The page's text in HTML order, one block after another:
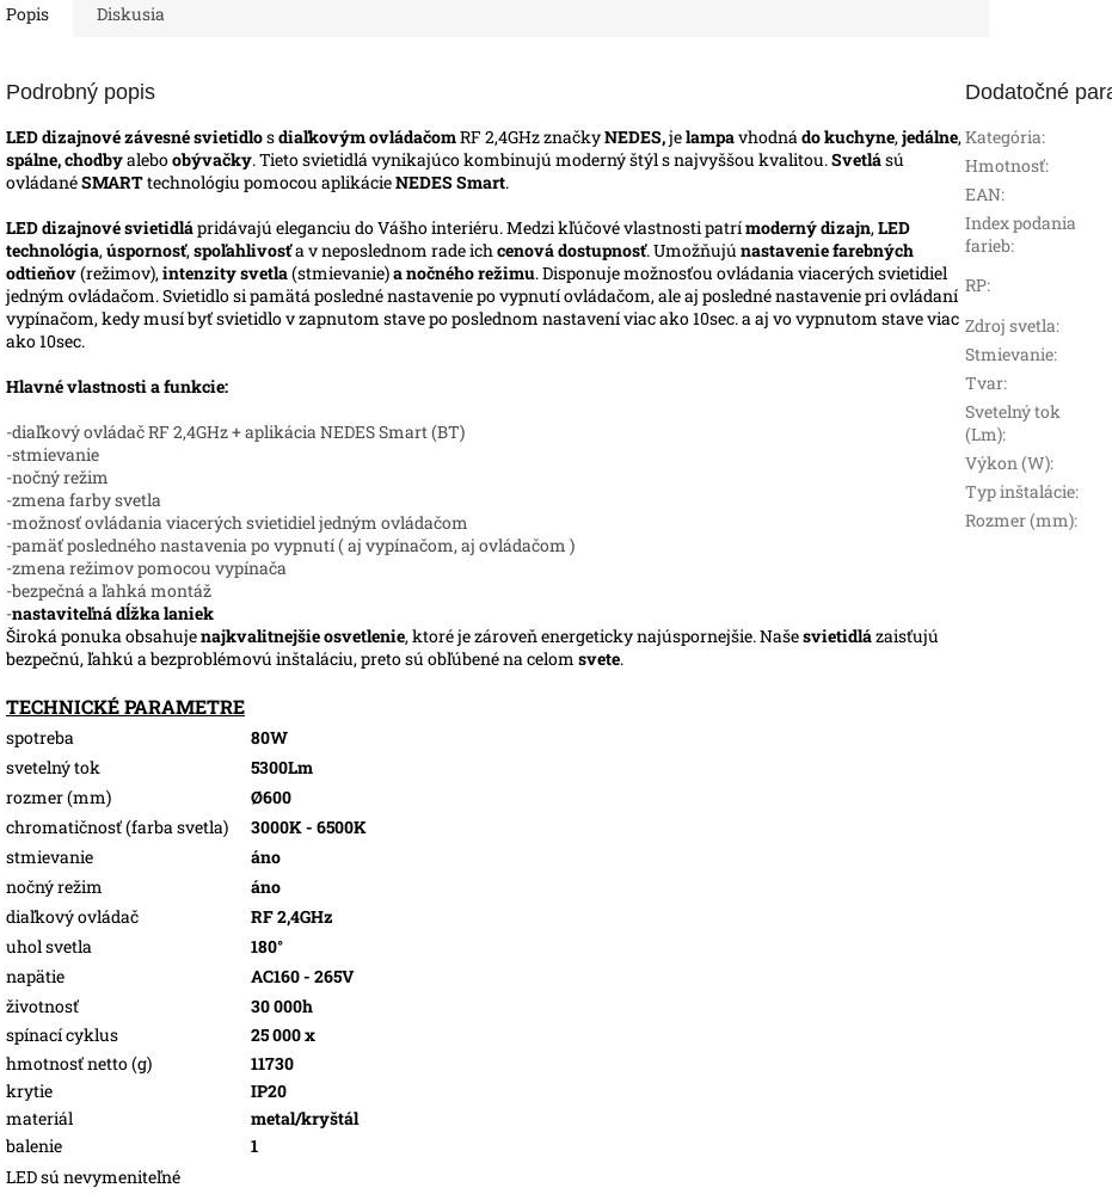
Popis Diskusia
Podrobný popis
LED dizajnové závesné svietidlosdiaľkovým ovládačomRF 2,4GHz značkyNEDES,jelampavhodná do kuchyne, jedálne,
spálne, chodbyaleboobývačky. Tieto svietidlá vynikajúco kombinujú moderný štýl s najvyššou kvalitou.Svetlású
ovládanéSMARTtechnológiu pomocou aplikácieNEDES Smart.
LEDdizajnové svietidlápridávajú eleganciu do Vášho interiéru. Medzi kľúčové vlastnosti patrímoderný dizajn, LED
technológia, úspornosť, spoľahlivosťa v neposlednom rade ich cenová dostupnosť. Umožňujú nastavenie farebných
odtieňov(režimov), intenzity svetla(stmievanie)a nočného režimu. Disponuje možnosťou ovládania viacerých svietidiel
jedným ovládačom. Svietidlo si pamätá posledné nastavenie po vypnutí ovládačom, ale aj posledné nastavenie pri ovládaní
vypínačom, kedy musí byť svietidlo v zapnutom stave po poslednom nastavení viac ako 10sec. a aj vo vypnutom stave viac
ako 10sec.
Hlavné vlastnosti a funkcie:
-diaľkový ovládač RF 2,4GHz + aplikácia NEDES Smart (BT)
-stmievanie
-nočný režim
-zmena farby svetla
-možnosť ovládania viacerých svietidiel jedným ovládačom
-pamäť posledného nastavenia po vypnutí ( aj vypínačom, aj ovládačom )
-zmena režimov pomocou vypínača
-bezpečná a ľahká montáž
-nastaviteľná dĺžka laniek
Široká ponuka obsahujenajkvalitnejšie osvetlenie, ktoré je zároveň energeticky najúspornejšie. Našesvietidlázaisťujú
bezpečnú, ľahkú a bezproblémovú inštaláciu, preto sú obľúbené na celom svete.
TECHNICKÉ PARAMETRE
spotreba
80W
svetelný tok
5300Lm
rozmer (mm)
Ø600
chromatičnosť (farba svetla)
3000K - 6500K
stmievanie
áno
nočný režim
áno
diaľkový ovládač
RF 2,4GHz
uhol svetla
180°
napätie
AC160 - 265V
životnosť
30 000h
spínací cyklus
25 000 x
hmotnosť netto (g)
11730
krytie
IP20
materiál
metal/kryštál
balenie
1
LED sú nevymeniteľné
Dodatočné
Kategória:
Hmotnosť:
EAN:
Index podania
farieb:
RP:
Zdroj svetla:
Stmievanie:
Tvar:
Svetelný tok
(Lm):
Výkon (W):
Typ inštalácie:
Rozmer (mm):